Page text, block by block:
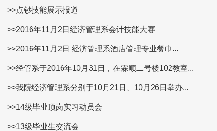
>>点钞技能展示报道
>>2016年11月2日经济管理系会计技能大赛
>>2016年11月2日 经济管理系酒店管理专业餐巾...
>>经管系于2016年10月31日，在霖顺二号楼102教室...
>>我院经济管理系分别于10月21日、10月26日举办...
>>14级毕业顶岗实习动员会
>>13级毕业生交流会